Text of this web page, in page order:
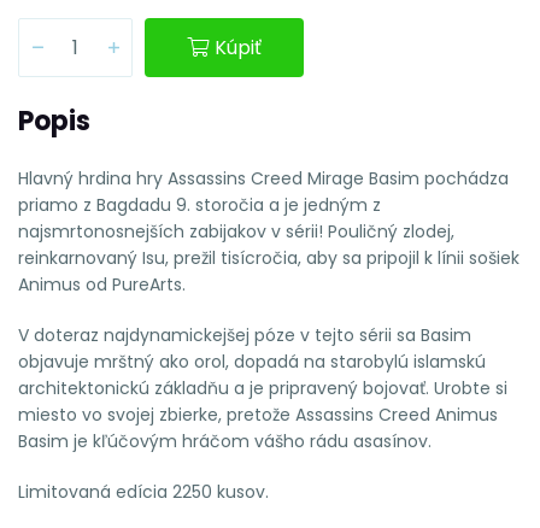
Kúpiť
Popis
Hlavný hrdina hry Assassins Creed Mirage Basim pochádza
priamo z Bagdadu 9. storočia a je jedným z
najsmrtonosnejších zabijakov v sérii! Pouličný zlodej,
reinkarnovaný Isu, prežil tisícročia, aby sa pripojil k línii sošiek
Animus od PureArts.
V doteraz najdynamickejšej póze v tejto sérii sa Basim
objavuje mrštný ako orol, dopadá na starobylú islamskú
architektonickú základňu a je pripravený bojovať. Urobte si
miesto vo svojej zbierke, pretože Assassins Creed Animus
Basim je kľúčovým hráčom vášho rádu asasínov.
Limitovaná edícia 2250 kusov.